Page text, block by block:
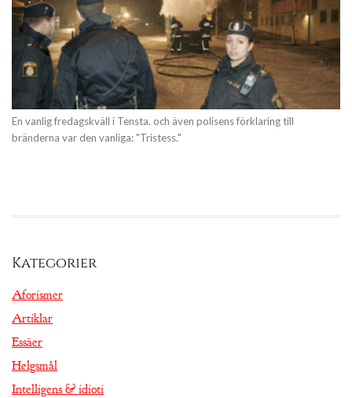
En vanlig fredagskväll i Tensta. och även polisens förklaring till
bränderna var den vanliga: "Tristess."
Kategorier
Aforismer
Artiklar
Essäer
Helgsmål
Intelligens & idioti